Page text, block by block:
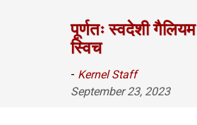
पूर्णतः स्वदेशी
स्विच
- Kernel Staff
September 23, 2023